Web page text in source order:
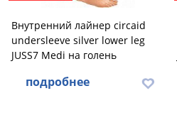
Внутренний лайнер circaid
undersleeve silver lower leg
JUSS7 Medi на голень
подробнее